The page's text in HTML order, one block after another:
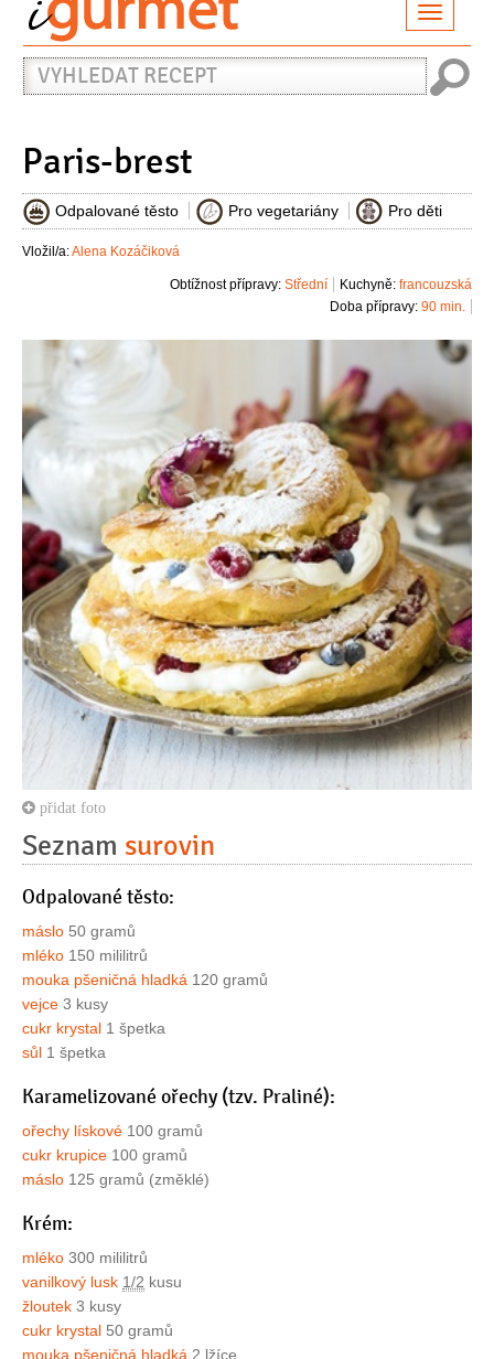
Vyhledat
recept
Paris-brest
Odpalované těsto Pro vegetariány Pro děti
Vložil/a:Alena Kozáčiková
Kuchyně: francouzská
Obtížnost přípravy: Střední
Doba přípravy: 90 min.
přidat foto
Seznam surovin
Odpalované těsto:
máslo 50 gramů
mléko 150 mililitrů
mouka pšeničná hladká 120 gramů
vejce 3 kusy
cukr krystal 1 špetka
sůl 1 špetka
Karamelizované ořechy (tzv. Praliné):
ořechy lískové 100 gramů
cukr krupice 100 gramů
máslo 125 gramů (změklé)
Krém:
mléko 300 mililitrů
vanilkový lusk 1/2 kusu
žloutek 3 kusy
cukr krystal 50 gramů
mouka pšeničná hladká 2 lžíce